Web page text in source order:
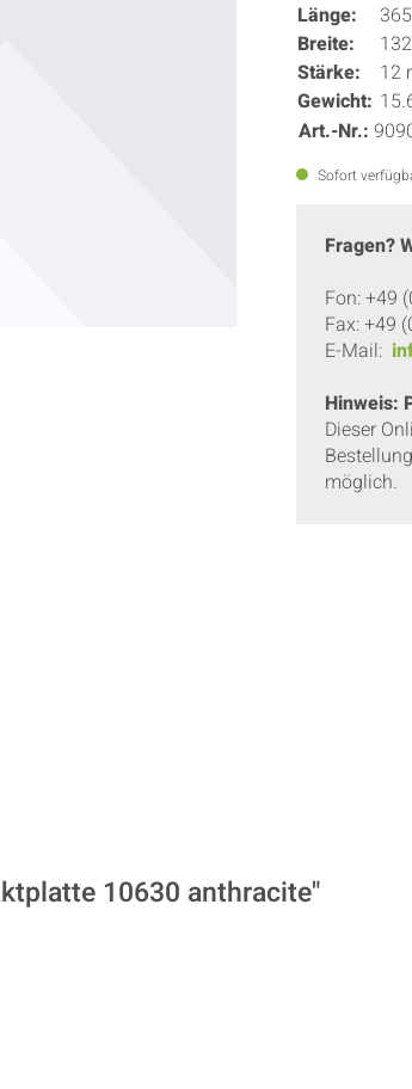
Länge:
Breite:
Stärke:
12
Gewicht:
Art.-Nr.:
Sofort
Fragen?
Fon: +49
Fax: +49
E-Mail:
Hinweis:
Dieser
möglich.
10630 anthracite"